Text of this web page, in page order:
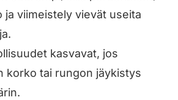
ja viimeistely vievät useita
kasvavat, jos
korko tai rungon jäykistys